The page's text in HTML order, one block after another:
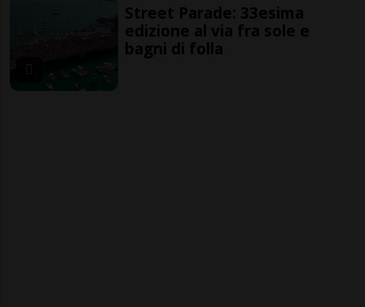
Street Parade: 33esima
edizione al via fra sole e
bagni di folla